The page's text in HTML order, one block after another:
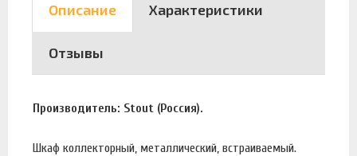
Описание Характеристики
Отзывы
Производитель: Stout (Россия).
Шкаф коллекторный, металлический, встраиваемый.